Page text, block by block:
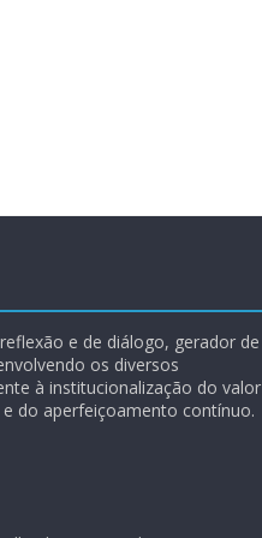
e de diálogo, gerador de
os diversos
à institucionalização do valor
do aperfeiçoamento contínuo.